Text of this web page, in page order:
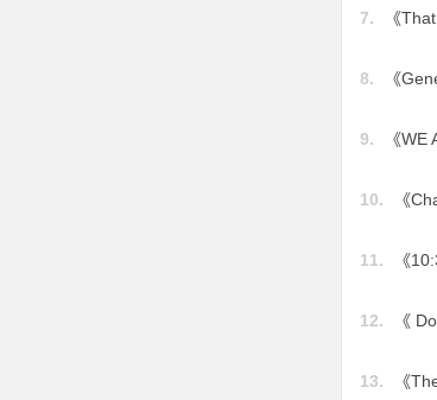
7.
《
8.
《
9.
《WE
10.
《
11.
《
12.
《
13.
《